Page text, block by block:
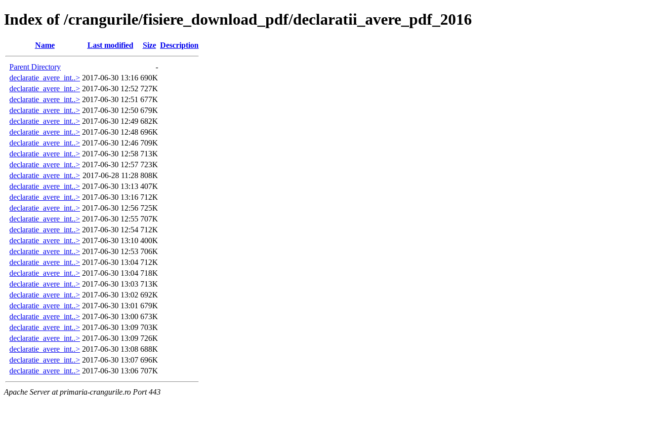
Index of /crangurile/fisiere_download_pdf/declaratii_avere_pdf_2016
Name Last modified Size Description
Parent Directory
-
declaratie_avere_int..> 2017-06-30 13:16 690K
declaratie_avere_int..> 2017-06-30 12:52 727K
declaratie_avere_int..> 2017-06-30 12:51 677K
declaratie_avere_int..> 2017-06-30 12:50 679K
declaratie_avere_int..> 2017-06-30 12:49 682K
declaratie_avere_int..> 2017-06-30 12:48 696K
declaratie_avere_int..> 2017-06-30 12:46 709K
declaratie_avere_int..> 2017-06-30 12:58 713K
declaratie_avere_int..> 2017-06-30 12:57 723K
declaratie_avere_int..> 2017-06-28 11:28 808K
declaratie_avere_int..> 2017-06-30 13:13 407K
declaratie_avere_int..> 2017-06-30 13:16 712K
declaratie_avere_int..> 2017-06-30 12:56 725K
declaratie_avere_int..> 2017-06-30 12:55 707K
declaratie_avere_int..> 2017-06-30 12:54 712K
declaratie_avere_int..> 2017-06-30 13:10 400K
declaratie_avere_int..> 2017-06-30 12:53 706K
declaratie_avere_int..> 2017-06-30 13:04 712K
declaratie_avere_int..> 2017-06-30 13:04 718K
declaratie_avere_int..> 2017-06-30 13:03 713K
declaratie_avere_int..> 2017-06-30 13:02 692K
declaratie_avere_int..> 2017-06-30 13:01 679K
declaratie_avere_int..> 2017-06-30 13:00 673K
declaratie_avere_int..> 2017-06-30 13:09 703K
declaratie_avere_int..> 2017-06-30 13:09 726K
declaratie_avere_int..> 2017-06-30 13:08 688K
declaratie_avere_int..> 2017-06-30 13:07 696K
declaratie_avere_int..> 2017-06-30 13:06 707K
Apache Server at primaria-crangurile.ro Port 443